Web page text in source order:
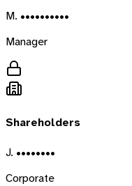
M. ••••••••••
Manager
Shareholders
J. ••••••••
Corporate